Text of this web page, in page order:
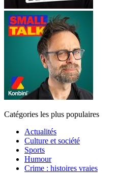
Catégories les plus populaires
Actualités
Culture et société
Sports
Humour
Crime : histoires vraies